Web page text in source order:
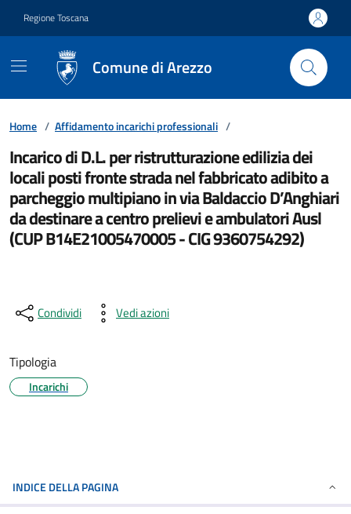
Regione Toscana
Comune di Arezzo
Home / Affidamento incarichi professionali /
Incarico di D.L. per ristrutturazione edilizia dei
locali posti fronte strada nel fabbricato adibito a
parcheggio multipiano in via Baldaccio D’Anghiari
da destinare a centro prelievi e ambulatori Ausl
(CUP B14E21005470005 - CIG 9360754292)
Condividi Vedi azioni
Tipologia
Incarichi
INDICE DELLA PAGINA